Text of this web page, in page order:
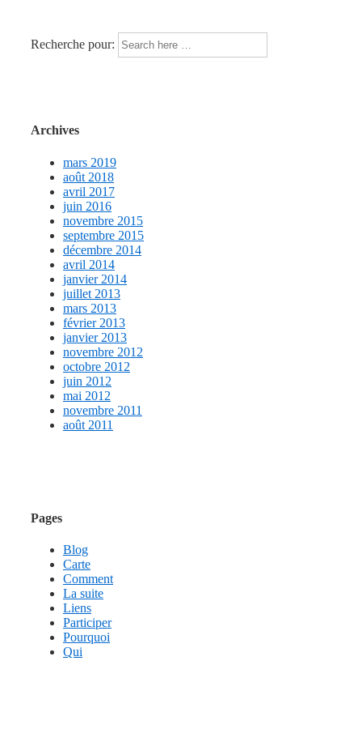
Recherche pour:
Archives
mars 2019
août 2018
avril 2017
juin 2016
novembre 2015
septembre 2015
décembre 2014
avril 2014
janvier 2014
juillet 2013
mars 2013
février 2013
janvier 2013
novembre 2012
octobre 2012
juin 2012
mai 2012
novembre 2011
août 2011
Pages
Blog
Carte
Comment
La suite
Liens
Participer
Pourquoi
Qui